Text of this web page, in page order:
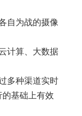
自为战的摄像
计算、大数据
多种渠道实时
基础上有效